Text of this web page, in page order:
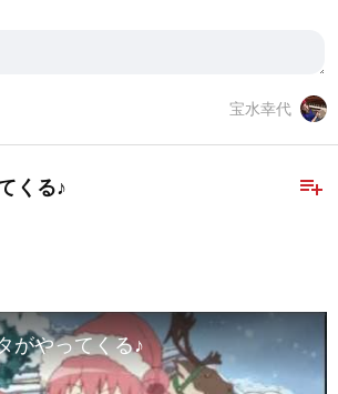
宝水幸代
playlist_add
くる♪
がやってくる♪